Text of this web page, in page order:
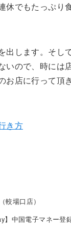
休でもたっぷり
出します。そし
いので、時には
お店に行って頂
き方
場口店）
】中国電子マネー登